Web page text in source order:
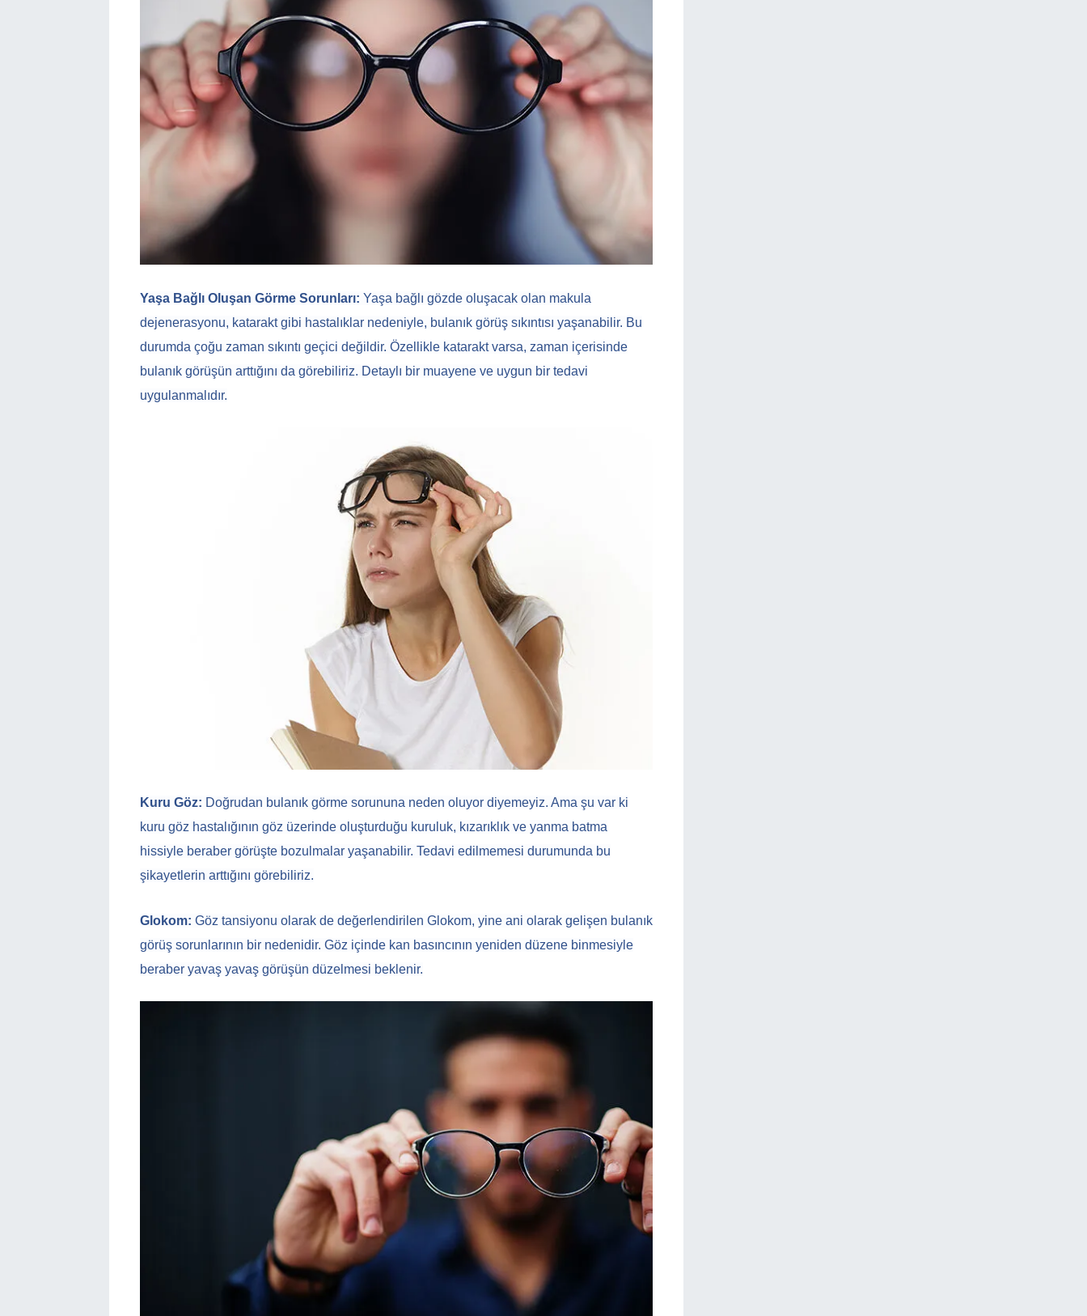
Yaşa Bağlı Oluşan Görme Sorunları: Yaşa bağlı gözde oluşacak olan makula
dejenerasyonu, katarakt gibi hastalıklar nedeniyle, bulanık görüş sıkıntısı yaşanabilir. Bu
durumda çoğu zaman sıkıntı geçici değildir. Özellikle katarakt varsa, zaman içerisinde
bulanık görüşün arttığını da görebiliriz. Detaylı bir muayene ve uygun bir tedavi
uygulanmalıdır.
Kuru Göz: Doğrudan bulanık görme sorununa neden oluyor diyemeyiz. Ama şu var ki
kuru göz hastalığının göz üzerinde oluşturduğu kuruluk, kızarıklık ve yanma batma
hissiyle beraber görüşte bozulmalar yaşanabilir. Tedavi edilmemesi durumunda bu
şikayetlerin arttığını görebiliriz.
Glokom: Göz tansiyonu olarak de değerlendirilen Glokom, yine ani olarak gelişen bulanık
görüş sorunlarının bir nedenidir. Göz içinde kan basıncının yeniden düzene binmesiyle
beraber yavaş yavaş görüşün düzelmesi beklenir.